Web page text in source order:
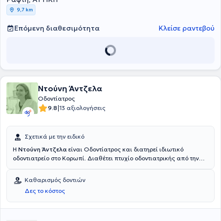
9,7 km
Επόμενη διαθεσιμότητα Κλείσε ραντεβού
Ντούνη Άντζελα
Οδοντίατρος
9.8|13 αξιολογήσεις
Σχετικά με την ειδικό
Η Ντούνη Άντζελα είναι Οδοντίατρος και διατηρεί ιδιωτικό
οδοντιατρείο στο Κορωπί. Διαθέτει πτυχίο οδοντιατρικής από την
Πανεπιστημίου Αθηνών και παρακολούθησε μεταπτυχιακό
πρόγραμμα στο Τμήμα Επανορθωτικής Οδοντιατρικής και
Περιοδοντολογίας, στο Πανεπιστήμιο του Freiburg στη Γερμανία.
Επιπλέον, είναι Διδάκτωρ στο Τμήμα Επανορθωτικής
Καθαρισμός δοντιών
Δες το κόστος